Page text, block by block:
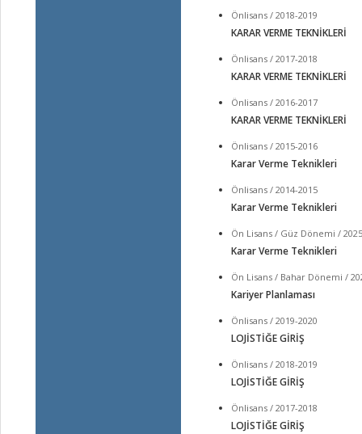
Önlisans / 2018-2019
KARAR VERME TEKNİKLERİ
Önlisans / 2017-2018
KARAR VERME TEKNİKLERİ
Önlisans / 2016-2017
KARAR VERME TEKNİKLERİ
Önlisans / 2015-2016
Karar Verme Teknikleri
Önlisans / 2014-2015
Karar Verme Teknikleri
Ön Lisans / Güz Dönemi /
Karar Verme Teknikleri
Ön Lisans / Bahar Dönemi /
Kariyer Planlaması
Önlisans / 2019-2020
LOJİSTİĞE GİRİŞ
Önlisans / 2018-2019
LOJİSTİĞE GİRİŞ
Önlisans / 2017-2018
LOJİSTİĞE GİRİŞ